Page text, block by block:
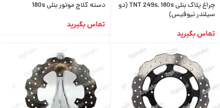
چراغ پلاک بنلی TNT 249s, 180s (دو
سیلندر نیوفیس)
تماس بگیرید
دسته کلاچ موتور بنلی 180s
تماس بگیرید